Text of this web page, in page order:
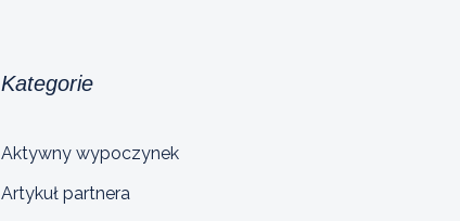
Kategorie
Aktywny wypoczynek
Artykuł partnera